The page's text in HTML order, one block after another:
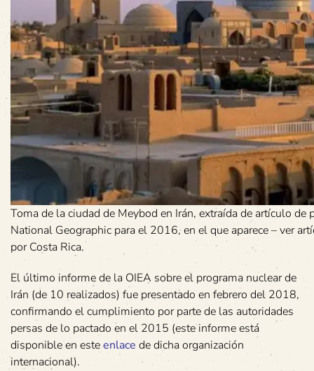
Toma de la ciudad de Meybod en Irán, extraída de artículo
National Geographic para el 2016, en el que aparece – ver
por Costa Rica.
El último informe de la OIEA sobre el programa nuclear de
Irán (de 10 realizados) fue presentado en febrero del 2018,
confirmando el cumplimiento por parte de las autoridades
persas de lo pactado en el 2015 (este informe está
disponible en esteenlace de dicha organización
internacional).